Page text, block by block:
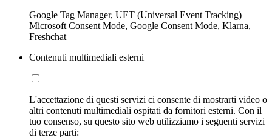
Google Tag Manager, UET (Universal Event Tracking)
Microsoft Consent Mode, Google Consent Mode, Klarna,
Freshchat
Contenuti multimediali esterni
L'accettazione di questi servizi ci consente di mostrarti video o
altri contenuti multimediali ospitati da fornitori esterni. Con il
tuo consenso, su questo sito web utilizziamo i seguenti servizi
di terze parti: